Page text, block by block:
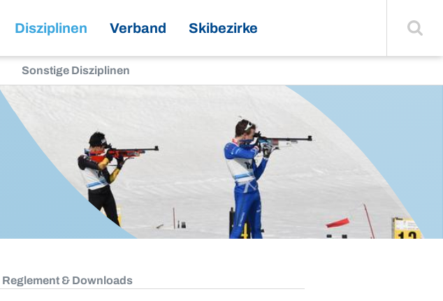
Disziplinen Verband Skibezirke
Sonstige Disziplinen
Reglement & Downloads